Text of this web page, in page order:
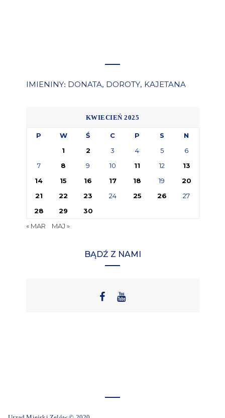
IMIENINY: DONATA, DOROTY, KAJETANA
KWIECIEŃ 2025
P W Ś C P S
N
1
2 3 4 5
6
7
8 9 10 11 12
13
14
15 16 17 18 19
20
21
22 23 24 25 26
27
28
29
30
« MAR
MAJ »
BĄDŹ Z NAMI